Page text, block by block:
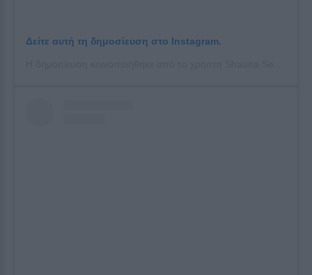
Δείτε αυτή τη δημοσίευση στο Instagram.